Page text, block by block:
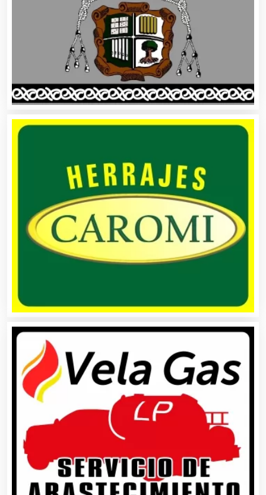
Asociaciones Empresariales
Audio, Sonido e Iluminación
Audios para Eventos
Automatización
Automóviles Nuevos y Usados
Avaluos
Balnearios
Bancos
Banquetes